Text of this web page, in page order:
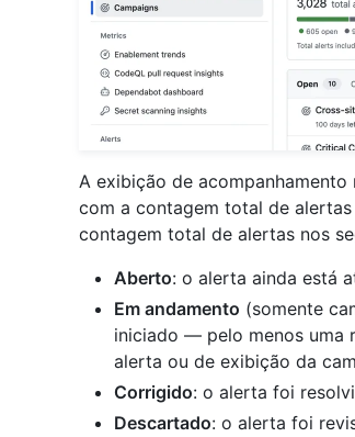
A exibição de acompanhamento
com a contagem total de
contagem total de alertas nos
Aberto: o alerta ainda está
Em andamento (somente
iniciado — pelo menos uma
alerta ou de exibição da
Corrigido: o alerta foi
Descartado: o alerta foi